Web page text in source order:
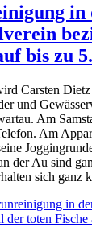
in
bis zu
Carsten
und
Am
Am
der Au sind
sich ganz
in
toten Fische